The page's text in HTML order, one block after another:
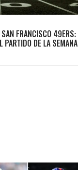
FRANCISCO 49ERS:
PARTIDO DE LA SEMANA